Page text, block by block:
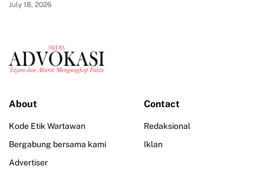
July 18, 2026
About
Kode Etik Wartawan
Bergabung bersama kami
Advertiser
Contact
Redaksional
Iklan